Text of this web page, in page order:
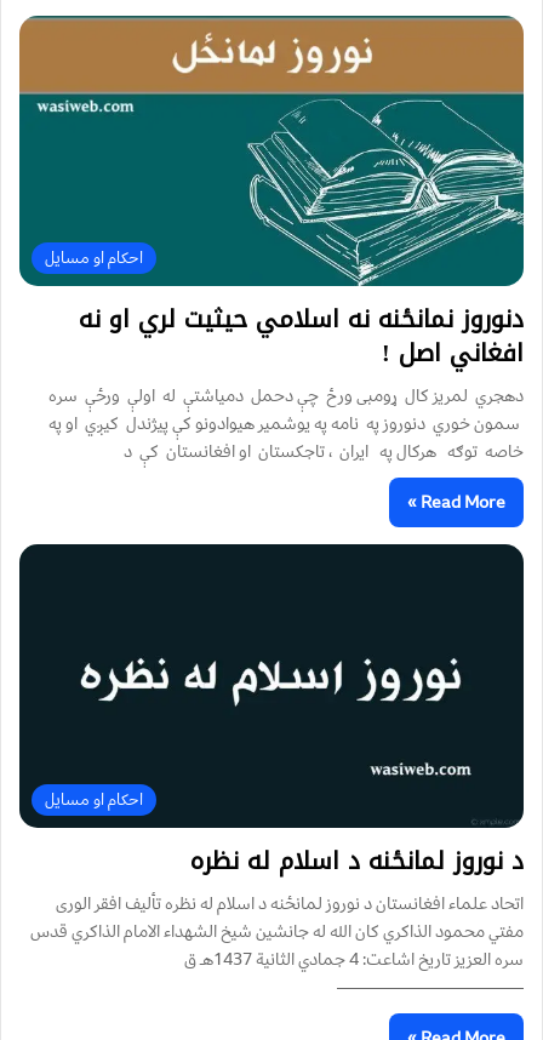
احکام او مسایل
دنوروز نمانځنه نه اسلامي حیثیت لري او نه
افغاني اصل !
دهجري لمریز کال ړومبی ورځ چې دحمل دمیاشتې له اولې ورځې سره
سمون خوري دنوروز په نامه په یوشمیر هیوادونو کې پیژندل کیږي او په
خاصه توګه هرکال په ایران ، تاجکستان او افغانستان کې د
Read More »
احکام او مسایل
د نوروز لمانځنه د اسلام له نظره
اتحاد علماء افغانستان د نوروز لمانځنه د اسلام له نظره تأليف افقر الوری
مفتي محمود الذاكري كان الله له جانشين شيخ الشهداء الامام الذاكري قدس
سره العزيز تاريخ اشاعت: 4 جمادي الثانية 1437هـ ق
———————————